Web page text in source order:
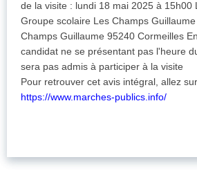
de la visite : lundi 18 mai 2025 à 15h00
Groupe scolaire Les Champs
Champs Guillaume 95240 Cormeilles
candidat ne se présentant pas l'heure
sera pas admis à participer à la visite
Pour retrouver cet avis intégral, allez sur
https://www.marches-publics.info/